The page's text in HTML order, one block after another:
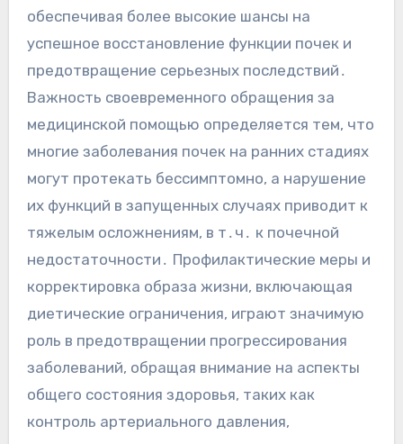
обеспечивая более высокие шансы на
успешное восстановление функции почек и
предотвращение серьезных последствий․
Важность своевременного обращения за
медицинской помощью определяется тем, что
многие заболевания почек на ранних стадиях
могут протекать бессимптомно, а нарушение
их функций в запущенных случаях приводит к
тяжелым осложнениям, в т․ч․ к почечной
недостаточности․ Профилактические меры и
корректировка образа жизни, включающая
диетические ограничения, играют значимую
роль в предотвращении прогрессирования
заболеваний, обращая внимание на аспекты
общего состояния здоровья, таких как
контроль артериального давления,